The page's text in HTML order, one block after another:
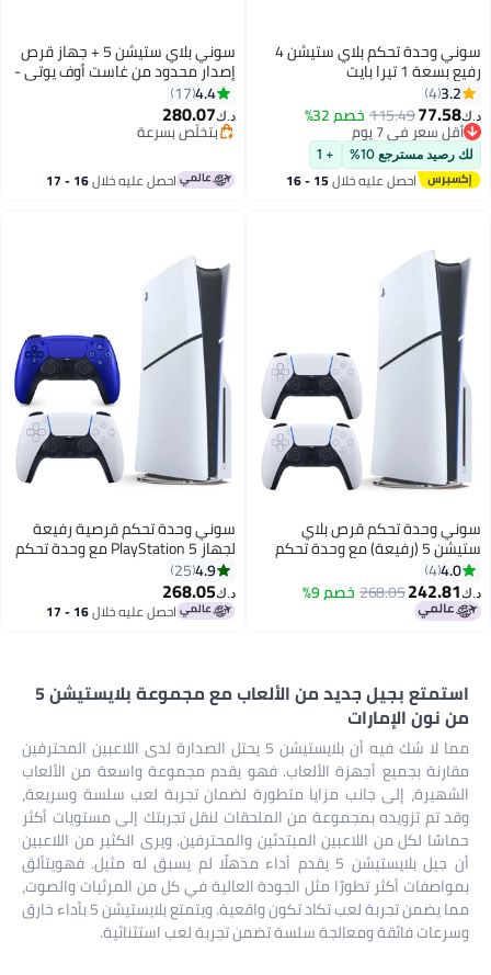
سوني وحدة تحكم بلاي ستيشن 4
رفيع بسعة 1 تيرا بايت
3.2
4
د.ك‏77.58
115.49خصم 32%
أقل سعر في 7 يوم
أقل سعر في 7 يوم
لك رصيد مسترجع 10% + 1
احصل عليه خلال 15 - 16
سوني بلاي ستيشن 5 + جهاز قرص
إصدار محدود من غاست أوف يوتي -
نسخة الإمارات
4.4
17
د.ك‏280.07
بتخلّص بسرعة
بتخلّص بسرعة
احصل عليه خلال 16 - 17
سوني وحدة تحكم قرص بلاي
ستيشن 5 (رفيعة) مع وحدة تحكم
لاسلكية إضافية - أبيض
4.0
4
د.ك‏242.81
268.05خصم 9%
سوني وحدة تحكم قرصية رفيعة
لجهاز PlayStation 5 مع وحدة تحكم
لاسلكية إضافية
4.9
25
د.ك‏268.05
احصل عليه خلال 16 - 17
استمتع بجيل جديد من الألعاب مع مجموعة بلايستيشن 5
من نون الإمارات
مما لا شك فيه أن بلايستيشن 5 يحتل الصدارة لدى اللاعبين المحترفين
مقارنة بجميع أجهزة الألعاب. فهو يقدم مجموعة واسعة من الألعاب
الشهيرة، إلى جانب مزايا متطورة لضمان تجربة لعب سلسة وسريعة،
وقد تم تزويده بمجموعة من الملحقات لنقل تجربتك إلى مستويات أكثر
حماسًا لكل من اللاعبين المبتدئين والمحترفين. ويرى الكثير من اللاعبين
أن جيل بلايستيشن 5 يقدم أداء مذهلًا لم يسبق له مثيل. فهويتألق
بمواصفات أكثر تطورًا مثل الجودة العالية في كل من المرئيات والصوت،
مما يضمن تجربة لعب تكاد تكون واقعية. ويتمتع بلايستيشن 5 بأداء خارق
وسرعات فائقة ومعالجة سلسة تضمن تجربة لعب استثنائية.